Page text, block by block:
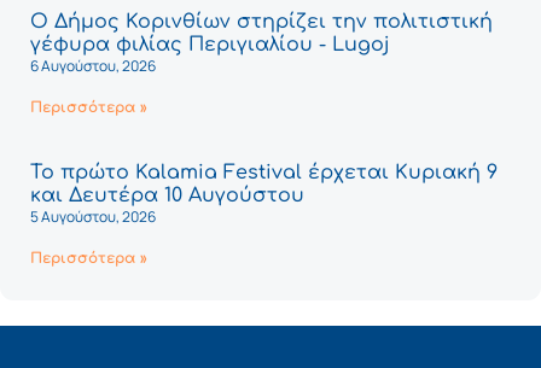
Ο Δήμος Κορινθίων στηρίζει την πολιτιστική
γέφυρα φιλίας Περιγιαλίου - Lugoj
6 Αυγούστου, 2026
Περισσότερα »
Το πρώτο Kalamia Festival έρχεται Κυριακή 9
και Δευτέρα 10 Αυγούστου
5 Αυγούστου, 2026
Περισσότερα »